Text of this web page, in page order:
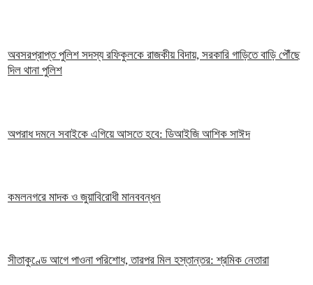
অবসরপ্রাপ্ত পুলিশ সদস্য রফিকুলকে রাজকীয় বিদায়, সরকারি গাড়িতে বাড়ি পৌঁছে
দিল থানা পুলিশ
অপরাধ দমনে সবাইকে এগিয়ে আসতে হবে: ডিআইজি আশিক সাঈদ
কমলনগরে মাদক ও জুয়াবিরোধী মানববন্ধন
সীতাকুণ্ডে আগে পাওনা পরিশোধ, তারপর মিল হস্তান্তর: শ্রমিক নেতারা